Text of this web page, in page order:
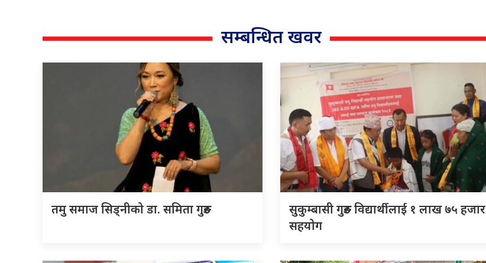
सम्बन्धित खवर
तमु समाज सिड्नीको डा. समिता गुरुङ
सुकुम्बासी गुरुङ विद्यार्थीलाई १ लाख ७५ हजार
सहयोग